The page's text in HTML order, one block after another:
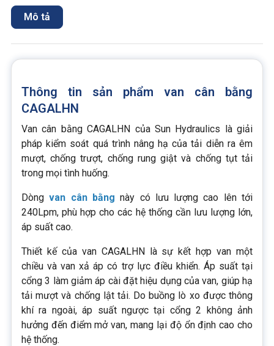
Mô tả
Thông tin sản phẩm van cân bằng
CAGALHN
Van cân bằng CAGALHN của Sun Hydraulics là giải
pháp kiểm soát quá trình nâng hạ của tải diễn ra êm
mượt, chống trượt, chống rung giật và chống tụt tải
trong mọi tình huống.
Dòngvan cân bằng này có lưu lượng cao lên tới
240Lpm, phù hợp cho các hệ thống cần lưu lượng lớn,
áp suất cao.
Thiết kế của van CAGALHN là sự kết hợp van một
chiều và van xả áp có trợ lực điều khiển. Áp suất tại
cổng 3 làm giảm áp cài đặt hiệu dụng của van, giúp hạ
tải mượt và chống lật tải. Do buồng lò xo được thông
khí ra ngoài, áp suất ngược tại cổng 2 không ảnh
hưởng đến điểm mở van, mang lại độ ổn định cao cho
hệ thống.